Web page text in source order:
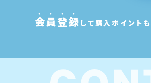
会員登録 して購入ポイントも